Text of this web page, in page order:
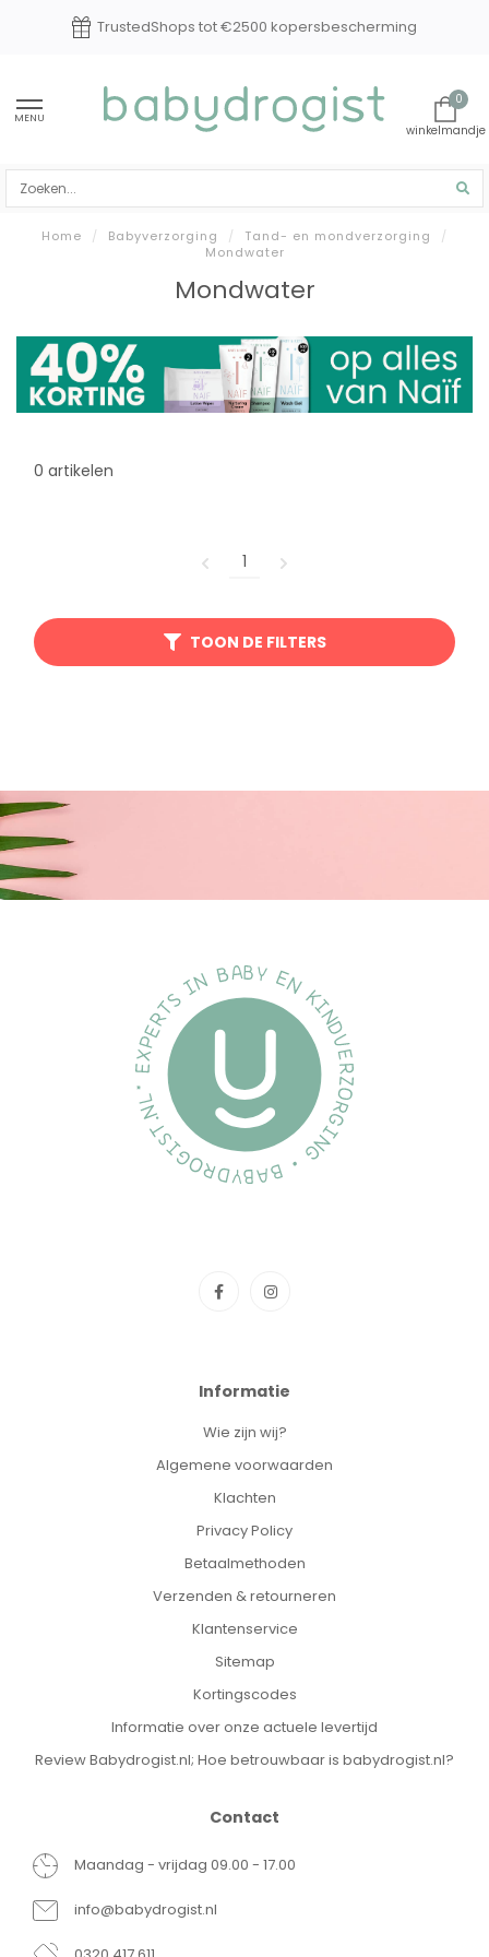
TrustedShops tot €2500 kopersbescherming
MENU
0
Home / Babyverzorging / Tand- en mondverzorging
/
Mondwater
Mondwater
0 artikelen
1
TOON DE FILTERS
Informatie
Wie zijn wij?
Algemene voorwaarden
Klachten
Privacy Policy
Betaalmethoden
Verzenden & retourneren
Klantenservice
Sitemap
Kortingscodes
Informatie over onze actuele levertijd
Review Babydrogist.nl; Hoe betrouwbaar is babydrogist.nl?
Contact
Maandag - vrijdag 09.00 - 17.00
info@babydrogist.nl